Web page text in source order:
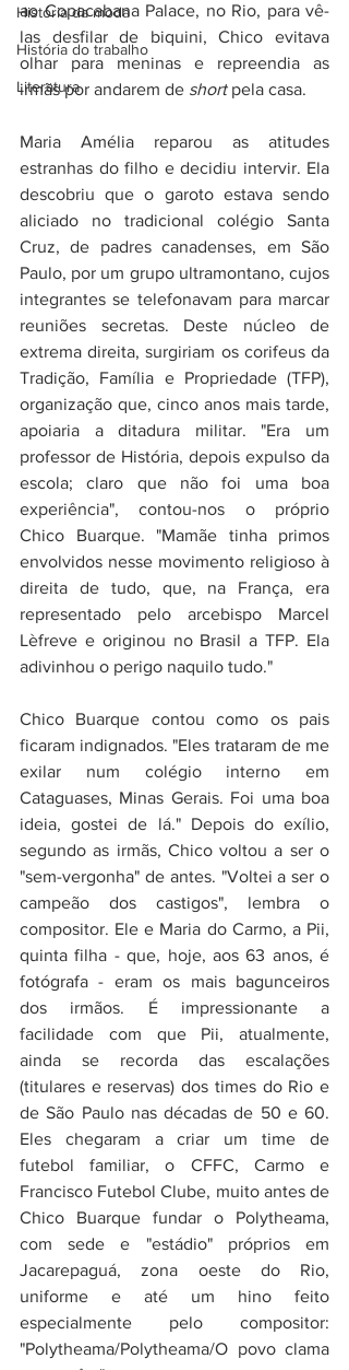
História da moda
História do trabalho
Literatura
ao Copacabana Palace, no Rio, para vê-
las desfilar de biquini, Chico evitava
olhar para meninas e repreendia as
irmãs por andarem de short pela casa.
Maria Amélia reparou as atitudes
estranhas do filho e decidiu intervir. Ela
descobriu que o garoto estava sendo
aliciado no tradicional colégio Santa
Cruz, de padres canadenses, em São
Paulo, por um grupo ultramontano, cujos
integrantes se telefonavam para marcar
reuniões secretas. Deste núcleo de
extrema direita, surgiriam os corifeus da
Tradição, Família e Propriedade (TFP),
organização que, cinco anos mais tarde,
apoiaria a ditadura militar. "Era um
professor de História, depois expulso da
escola; claro que não foi uma boa
experiência", contou-nos o próprio
Chico Buarque. "Mamãe tinha primos
envolvidos nesse movimento religioso à
direita de tudo, que, na França, era
representado pelo arcebispo Marcel
Lèfreve e originou no Brasil a TFP. Ela
adivinhou o perigo naquilo tudo."
Chico Buarque contou como os pais
ficaram indignados. "Eles trataram de me
exilar num colégio interno em
Cataguases, Minas Gerais. Foi uma boa
ideia, gostei de lá." Depois do exílio,
segundo as irmãs, Chico voltou a ser o
"sem-vergonha" de antes. "Voltei a ser o
campeão dos castigos", lembra o
compositor. Ele e Maria do Carmo, a Pii,
quinta filha - que, hoje, aos 63 anos, é
fotógrafa - eram os mais bagunceiros
dos irmãos. É impressionante a
facilidade com que Pii, atualmente,
ainda se recorda das escalações
(titulares e reservas) dos times do Rio e
de São Paulo nas décadas de 50 e 60.
Eles chegaram a criar um time de
futebol familiar, o CFFC, Carmo e
Francisco Futebol Clube, muito antes de
Chico Buarque fundar o Polytheama,
com sede e "estádio" próprios em
Jacarepaguá, zona oeste do Rio,
uniforme e até um hino feito
especialmente pelo compositor:
"Polytheama/Polytheama/O povo clama